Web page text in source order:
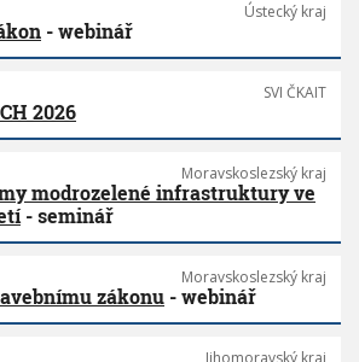
Ústecký kraj
- webinář
SVI ČKAIT
2026
Moravskoslezský kraj
modrozelené infrastruktury ve
- seminář
Moravskoslezský kraj
zákonu - webinář